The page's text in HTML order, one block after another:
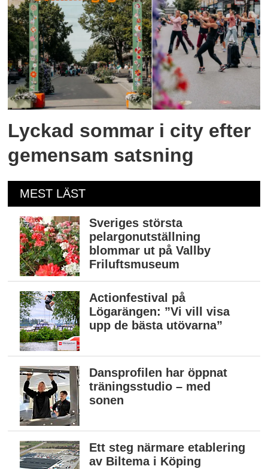
Lyckad sommar i city efter
gemensam satsning
MEST LÄST
Sveriges största
pelargonutställning
blommar ut på Vallby
Friluftsmuseum
Actionfestival på
Lögarängen: ”Vi vill visa
upp de bästa utövarna”
Dansprofilen har öppnat
träningsstudio – med
sonen
Ett steg närmare etablering
av Biltema i Köping